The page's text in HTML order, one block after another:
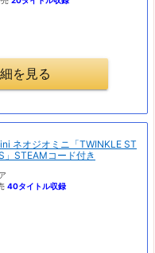
を見る
ネオジオミニ「TWINKLE ST
」STEAMコード付き
40タイトル収録